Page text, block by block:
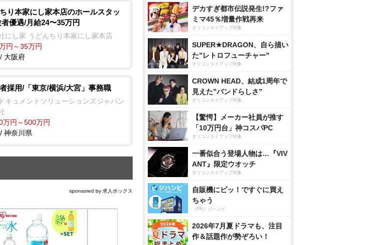
り本家にし家本店のホールスタッ
優遇/月給24〜35万円
にし家 うどんちり本家にし家本店
円～35万円
大阪府
採用/「東京/横浜/大宮」事務職
キュメントソリューションズジャパン
万円～500万円
神奈川県
sponsored by 求人ボックス
デカすぎ都市伝説発生!?ファ
ミマ45％増量作戦再来
オリコンタイアップ特集
SUPER★DRAGON、自ら描い
た”レトロフューチャー”
オリコンタイアップ特集
CROWN HEAD、結成1周年で
見えた”バンドらしさ”
オリコンタイアップ特集
【驚愕】メーカー社員が推す
「10万円台」神コスパPC
オリコンタイアップ特集
一番似合う登場人物は…『VIV
ANT』限定ウオッチ
オリコンタイアップ特集
自販機にピッ！ですぐに買え
ちゃう
（PR）ジハンピ
2026年7月夏ドラマも、注目
作＆話題作が勢ぞろい！